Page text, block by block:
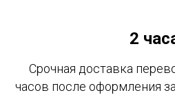
2
Срочная доставка
часов после оформления